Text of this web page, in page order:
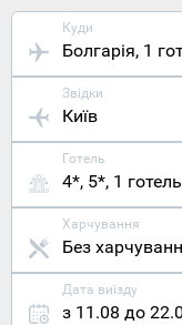
Куди
Болгарія, 1
Звідки
Київ
Готель
4*, 5*, 1 готель
Харчування
Без
Дата виїзду
з 11.08 до